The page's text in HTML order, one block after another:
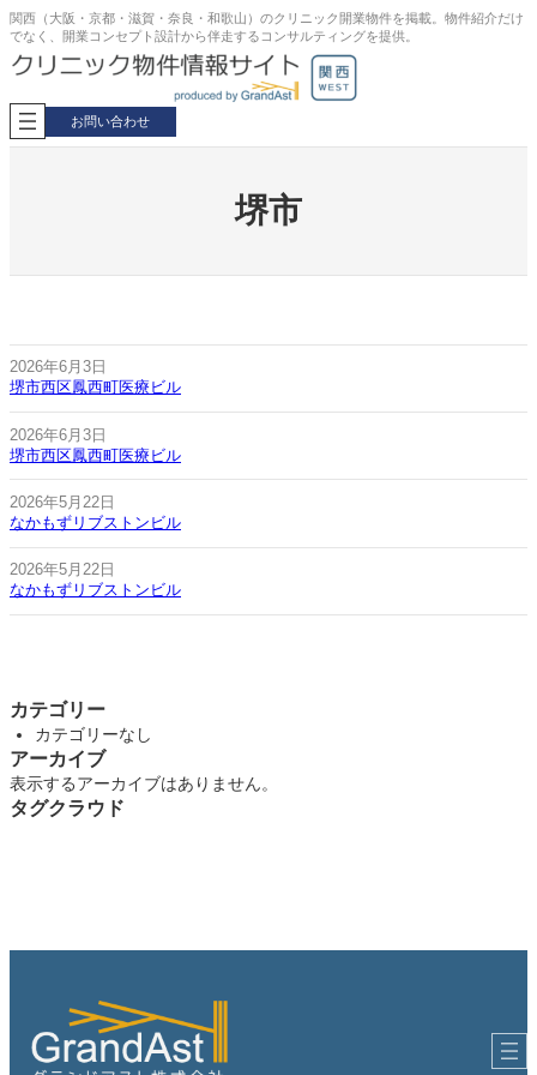
内
容
を
キ
ッ
関西（大阪・京都・滋賀・奈良・和歌山）のクリニック開業物件を掲載。物件紹介だけ
でなく、開業コンセプト設計から伴走するコンサルティングを提供。
お問い合わせ
堺市
2026年6月3日
堺市西区鳳西町医療ビル
2026年6月3日
堺市西区鳳西町医療ビル
2026年5月22日
なかもずリブストンビル
2026年5月22日
なかもずリブストンビル
カテゴリー
カテゴリーなし
アーカイブ
表示するアーカイブはありません。
タグクラウド